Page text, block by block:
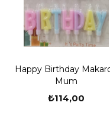
Happy Birthday
Mum
₺114,00